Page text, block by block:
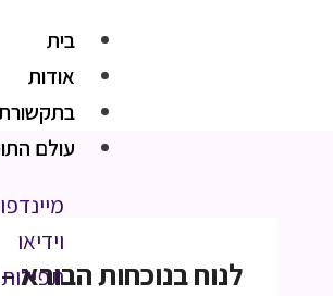
בית
אודות
עולם
וידיאו
תפילות
לנוח בנוכחות הבורא